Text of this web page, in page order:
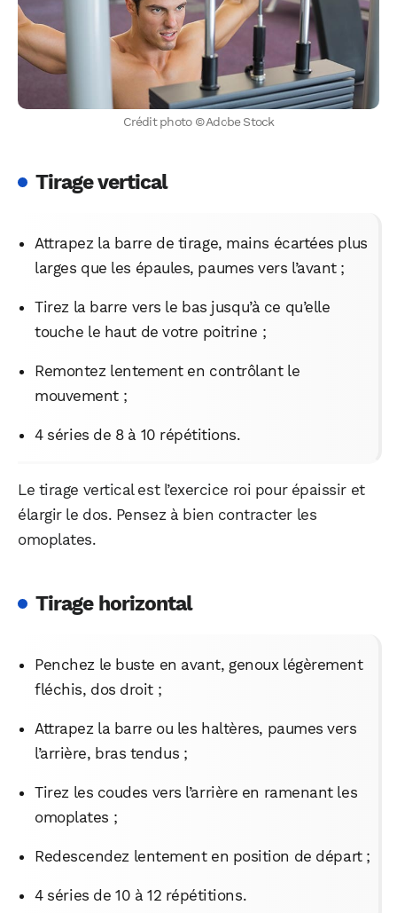
Crédit photo © Adobe Stock
Tirage vertical
Attrapez la barre de tirage, mains écartées plus
larges que les épaules, paumes vers l’avant ;
Tirez la barre vers le bas jusqu’à ce qu’elle
touche le haut de votre poitrine ;
Remontez lentement en contrôlant le
mouvement ;
4 séries de 8 à 10 répétitions.
Le tirage vertical est l’exercice roi pour épaissir et
élargir le dos. Pensez à bien contracter les
omoplates.
Tirage horizontal
Penchez le buste en avant, genoux légèrement
fléchis, dos droit ;
Attrapez la barre ou les haltères, paumes vers
l’arrière, bras tendus ;
Tirez les coudes vers l’arrière en ramenant les
omoplates ;
Redescendez lentement en position de départ ;
4 séries de 10 à 12 répétitions.